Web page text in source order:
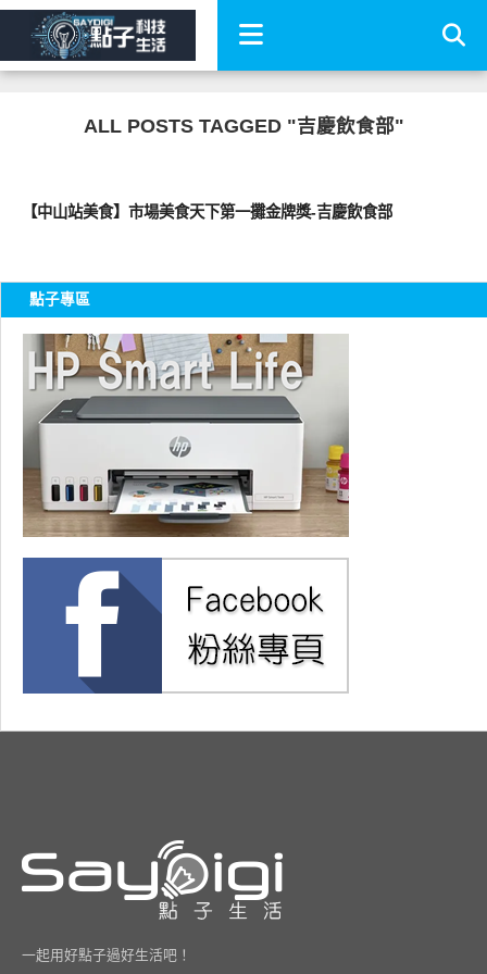
ALL POSTS TAGGED "吉慶飲食部"
【中山站美食】市場美食天下第一攤金牌獎-吉慶飲食部
點子專區
一起用好點子過好生活吧！